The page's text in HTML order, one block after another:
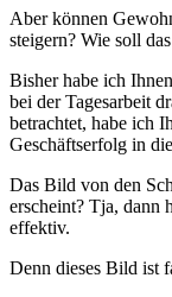
Aber können
steigern? Wie soll
Bisher habe ich
bei der Tagesarbeit
betrachtet, habe ich
Geschäftserfolg in
Das Bild von den
erscheint? Tja, dann
effektiv.
Denn dieses Bild ist